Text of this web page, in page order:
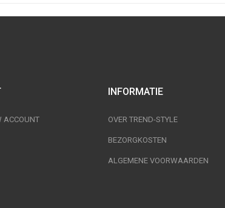
ACCOUNT
INFORMATIE
OVER TREND-STYLE
BEZORGKOSTEN
ALGEMENE VOORWAARDEN